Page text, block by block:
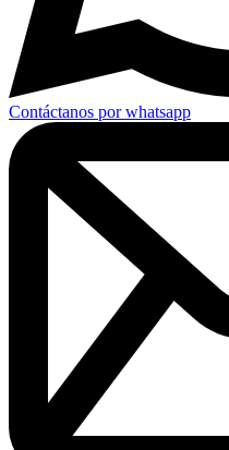
Contáctanos por whatsapp